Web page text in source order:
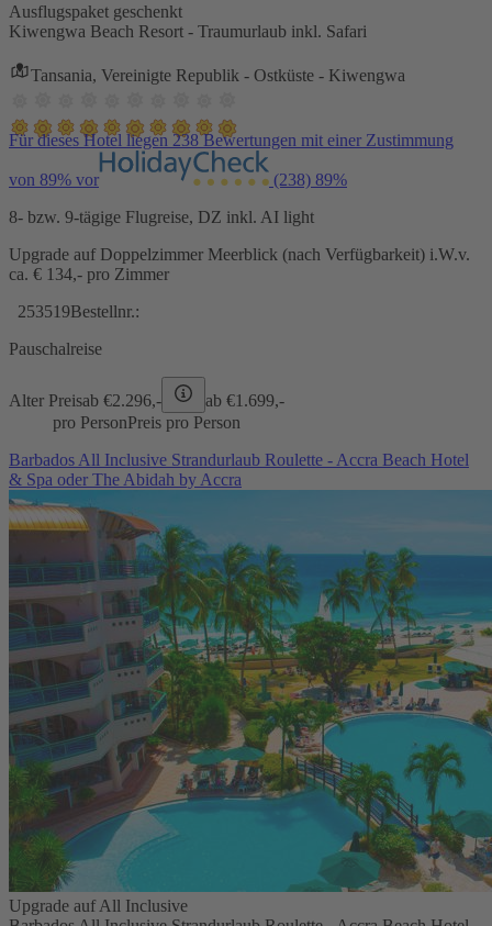
Ausflugspaket geschenkt
Kiwengwa Beach Resort - Traumurlaub inkl. Safari
Tansania, Vereinigte Republik - Ostküste - Kiwengwa
Für dieses Hotel liegen 238 Bewertungen mit einer Zustimmung
von 89% vor (238) 89%
8- bzw. 9-tägige Flugreise, DZ inkl. AI light
Upgrade auf Doppelzimmer Meerblick (nach Verfügbarkeit) i.W.v.
ca. € 134,- pro Zimmer
253519Bestellnr.:
Pauschalreise
Alter Preisab €2.296,- ab €1.699,-
pro PersonPreis pro Person
Barbados All Inclusive Strandurlaub Roulette - Accra Beach Hotel
& Spa oder The Abidah by Accra
Upgrade auf All Inclusive